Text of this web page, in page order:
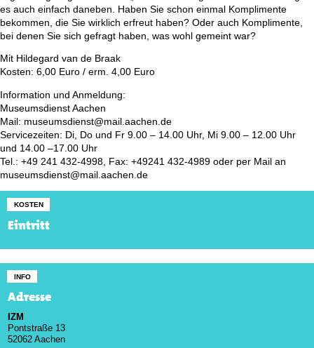
es auch einfach daneben. Haben Sie schon einmal Komplimente
bekommen, die Sie wirklich erfreut haben? Oder auch Komplimente,
bei denen Sie sich gefragt haben, was wohl gemeint war?
Mit Hildegard van de Braak
Kosten: 6,00 Euro / erm. 4,00 Euro
Information und Anmeldung:
Museumsdienst Aachen
Mail: museumsdienst@mail.aachen.de
Servicezeiten: Di, Do und Fr 9.00 – 14.00 Uhr, Mi 9.00 – 12.00 Uhr
und 14.00 –17.00 Uhr
Tel.: +49 241 432-4998, Fax: +49241 432-4989 oder per Mail an
museumsdienst@mail.aachen.de
KOSTEN
Eintritt
INFO
Adresse
IZM
Pontstraße 13
52062 Aachen